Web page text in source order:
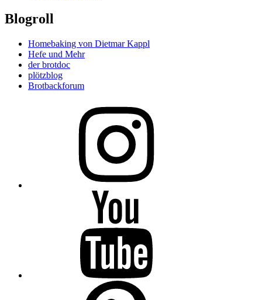
Blogroll
Homebaking von Dietmar Kappl
Hefe und Mehr
der brotdoc
plötzblog
Brotbackforum